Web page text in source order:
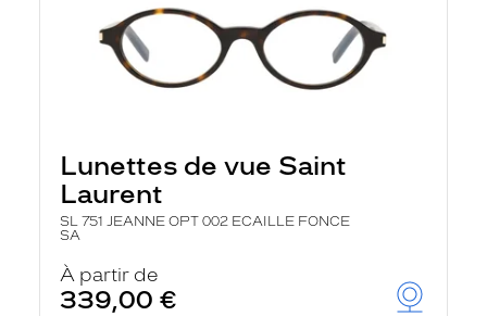
Lunettes de vue Saint
Laurent
SL 751 JEANNE OPT 002 ECAILLE FONCE
SA
À partir de
339,00 €